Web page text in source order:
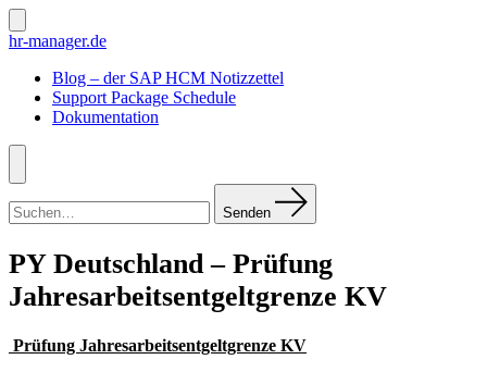
Zum
Inhalt
Suche
ein-/ausblenden
hr-manager.de
Blog – der SAP HCM Notizzettel
Support Package Schedule
Dokumentation
Menü
nach:
Senden
PY Deutschland – Prüfung
Jahresarbeitsentgeltgrenze KV
Prüfung Jahresarbeitsentgeltgrenze KV